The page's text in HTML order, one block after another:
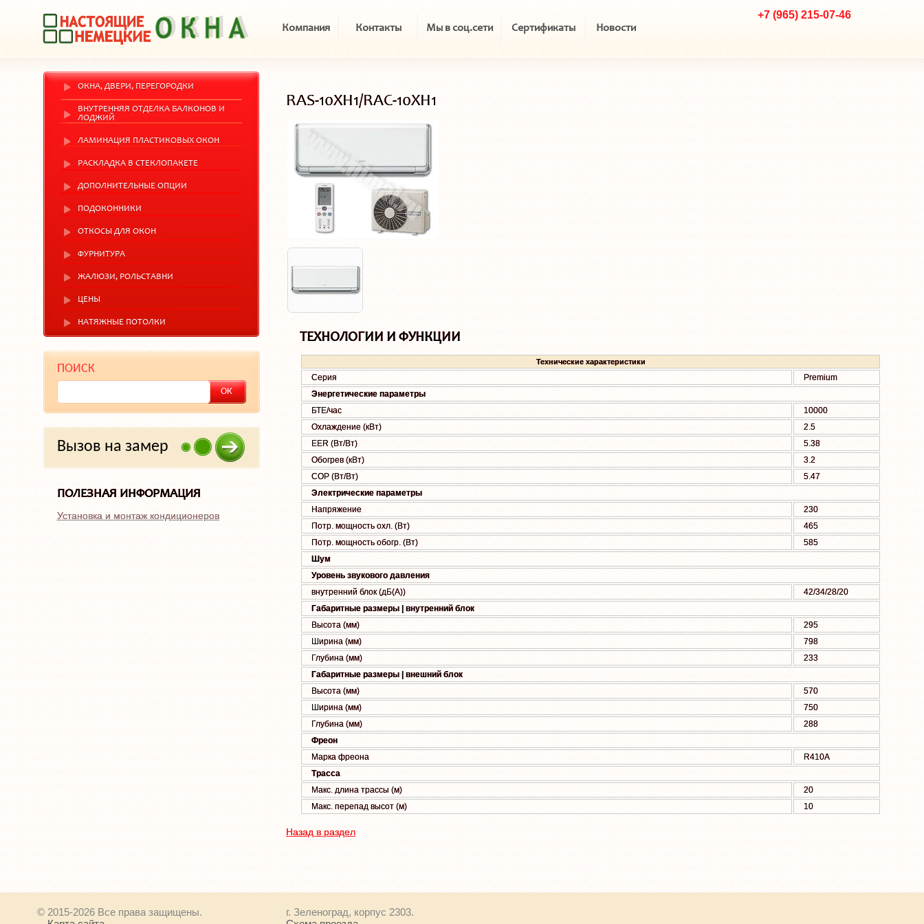
Компания Контакты Мы в соц.сети Сертификаты Новости
+7 (965) 215-07-46
ОКНА, ДВЕРИ, ПЕРЕГОРОДКИ
ВНУТРЕННЯЯ ОТДЕЛКА БАЛКОНОВ И
ЛОДЖИЙ
ЛАМИНАЦИЯ ПЛАСТИКОВЫХ ОКОН
РАСКЛАДКА В СТЕКЛОПАКЕТЕ
ДОПОЛНИТЕЛЬНЫЕ ОПЦИИ
ПОДОКОННИКИ
ОТКОСЫ ДЛЯ ОКОН
ФУРНИТУРА
ЖАЛЮЗИ, РОЛЬСТАВНИ
ЦЕНЫ
НАТЯЖНЫЕ ПОТОЛКИ
ПОИСК
Вызов на замер
ПОЛЕЗНАЯ ИНФОРМАЦИЯ
Установка и монтаж кондиционеров
RAS-10XH1/RAC-10XH1
ТЕХНОЛОГИИ И ФУНКЦИИ
Технические характеристики
Серия
Premium
Энергетические параметры
БТЕ/час
10000
Охлаждение (кВт)
2.5
EER (Вт/Вт)
5.38
Обогрев (кВт)
3.2
COP (Вт/Вт)
5.47
Электрические параметры
Напряжение
230
Потр. мощность охл. (Вт)
465
Потр. мощность обогр. (Вт)
585
Шум
Уровень звукового давления
внутренний блок (дБ(А))
42/34/28/20
Габаритные размеры | внутренний блок
Высота (мм)
295
Ширина (мм)
798
Глубина (мм)
233
Габаритные размеры | внешний блок
Высота (мм)
570
Ширина (мм)
750
Глубина (мм)
288
Фреон
Марка фреона
R410A
Трасса
Макс. длина трассы (м)
20
Макс. перепад высот (м)
10
Назад в раздел
© 2015-2026 Все права защищены.
г. Зеленоград, корпус 2303.